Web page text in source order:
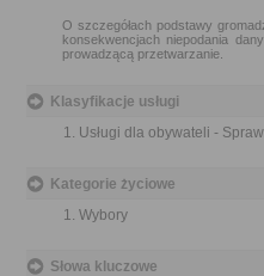
O szczegółach podstawy
konsekwencjach niepodania
prowadzącą przetwarzanie.
Klasyfikacje usługi
Usługi dla obywateli -
Kategorie życiowe
Wybory
Słowa kluczowe